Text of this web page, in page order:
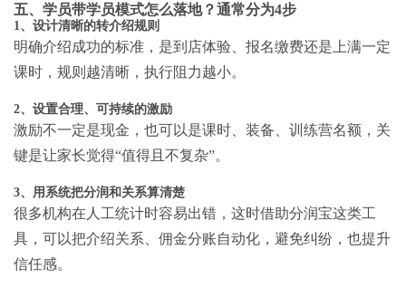
五、学员带学员模式怎么落地？通常分为4步
1、设计清晰的转介绍规则
明确介绍成功的标准，是到店体验、报名缴费还是上满一定
课时，规则越清晰，执行阻力越小。
2、设置合理、可持续的激励
激励不一定是现金，也可以是课时、装备、训练营名额，关
键是让家长觉得“值得且不复杂”。
3、用系统把分润和关系算清楚
很多机构在人工统计时容易出错，这时借助分润宝这类工
具，可以把介绍关系、佣金分账自动化，避免纠纷，也提升
信任感。